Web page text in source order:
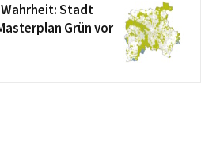
Stadt
Grün vor